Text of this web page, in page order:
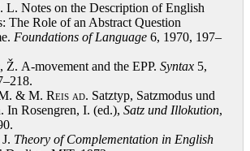
L. Notes on the Description of English
The Role of an Abstract Question
Foundations of Language 6, 1970, 197–
Ž. A-movement and the EPP. Syntax 5,
.
& M. Reis ad. Satztyp, Satzmodus und
In Rosengren, I. (ed.), Satz und Illokution,
.
Theory of Complementation in English